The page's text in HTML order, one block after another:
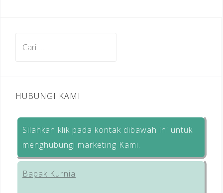
HUBUNGI KAMI
Silahkan klik pada kontak dibawah ini untuk
menghubungi marketing Kami.
Bapak Kurnia